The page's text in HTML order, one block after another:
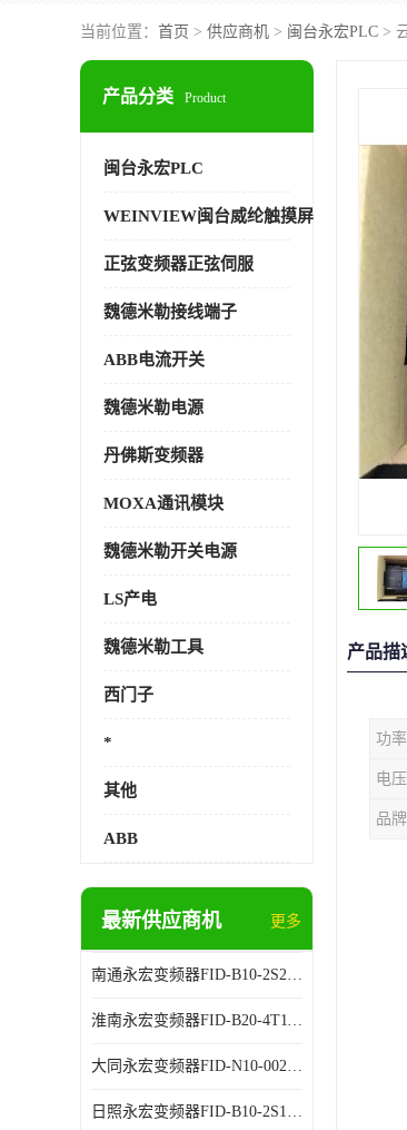
当前位置： 首页 > 供应商机 > 闽台永宏PLC >
产品分类 Product
闽台永宏PLC
WEINVIEW闽台威纶触摸屏
正弦变频器正弦伺服
魏德米勒接线端子
ABB电流开关
魏德米勒电源
丹佛斯变频器
MOXA通讯模块
魏德米勒开关电源
LS产电
魏德米勒工具
西门子
*
其他
ABB
最新供应商机 更多
南通永宏变频器FID-B10-2S2.2G 厂家销售
淮南永宏变频器FID-B20-4T11G 厂家销售
大同永宏变频器FID-N10-002243 厂家销售
日照永宏变频器FID-B10-2S1.5G 代理商销售
产品描
功率
电压
品牌